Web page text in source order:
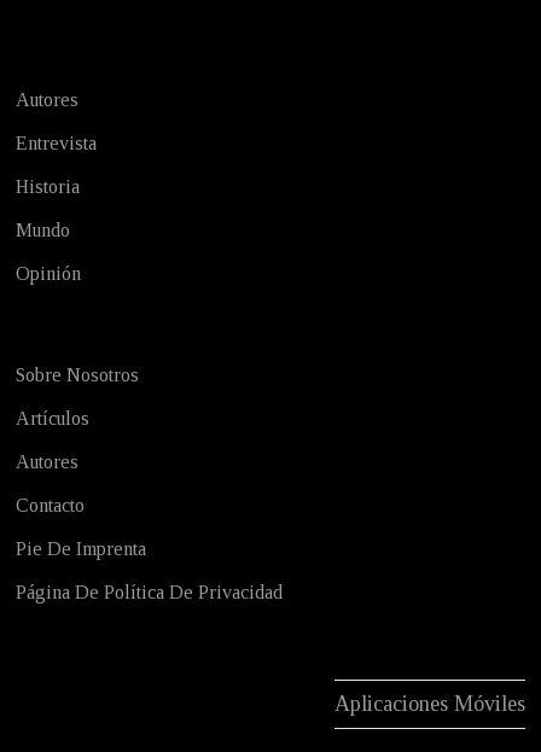
Autores
Entrevista
Historia
Mundo
Opinión
Sobre Nosotros
Artículos
Autores
Contacto
Pie De Imprenta
Página De Política De Privacidad
Aplicaciones Móviles